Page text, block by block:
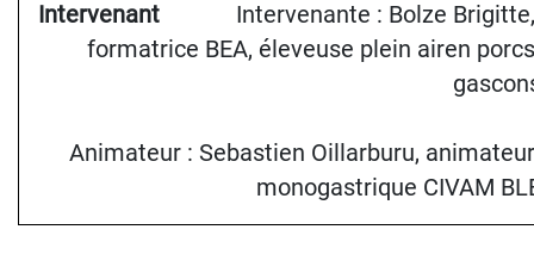
Intervenante : Bolze
formatrice BEA, éleveuse plein airen
Animateur : Sebastien Oillarburu,
monogastrique CIVAM